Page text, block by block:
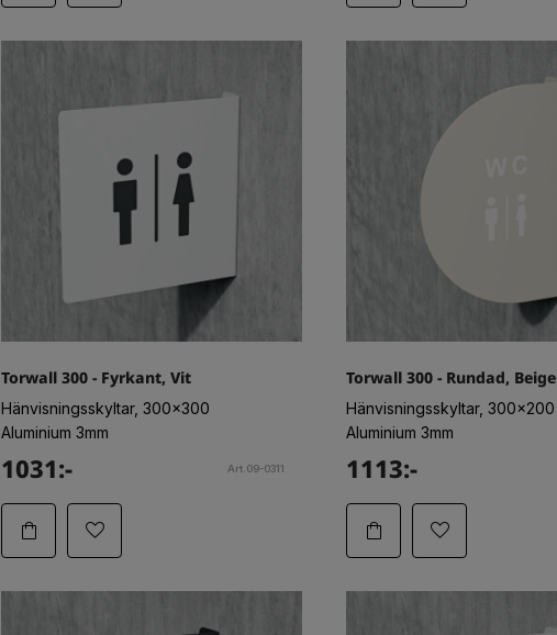
Torwall 300 - Fyrkant, Vit
Hänvisningsskyltar, 300x300
Aluminium 3mm
1031:- Art.09-0311
Torwall 300 - Rundad, Beige
Hänvisningsskyltar, 300x200
Aluminium 3mm
1113:-